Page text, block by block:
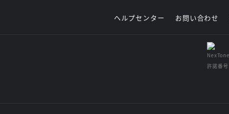
ヘルプセンター お問い合わせ